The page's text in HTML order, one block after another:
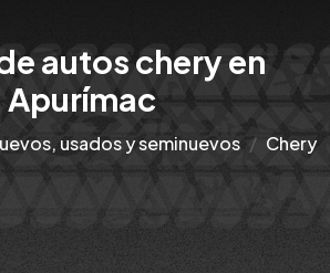
autos chery en
Apurímac
usados y seminuevos Chery